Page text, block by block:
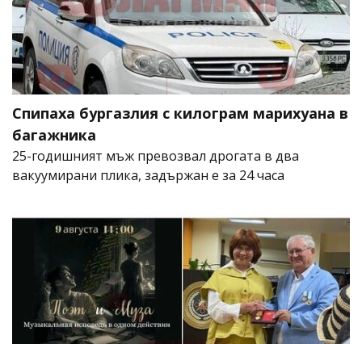
Спипаха бургазлия с килограм марихуана в
багажника
25-годишният мъж превозвал дрогата в два
вакуумирани плика, задържан е за 24 часа